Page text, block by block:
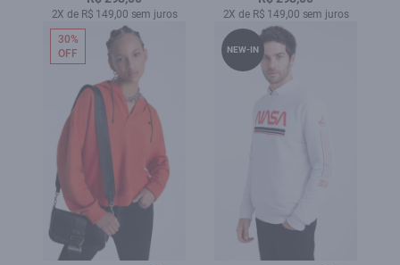
2X de R$ 149,00 sem juros 2X de R$ 149,00 sem juros
30%
OFF
NEW-IN